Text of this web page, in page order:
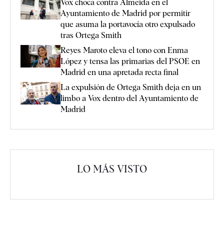
Vox choca contra Almeida en el
Ayuntamiento de Madrid por permitir
que asuma la portavocía otro expulsado
tras Ortega Smith
Reyes Maroto eleva el tono con Enma
López y tensa las primarias del PSOE en
Madrid en una apretada recta final
La expulsión de Ortega Smith deja en un
limbo a Vox dentro del Ayuntamiento de
Madrid
LO MÁS VISTO